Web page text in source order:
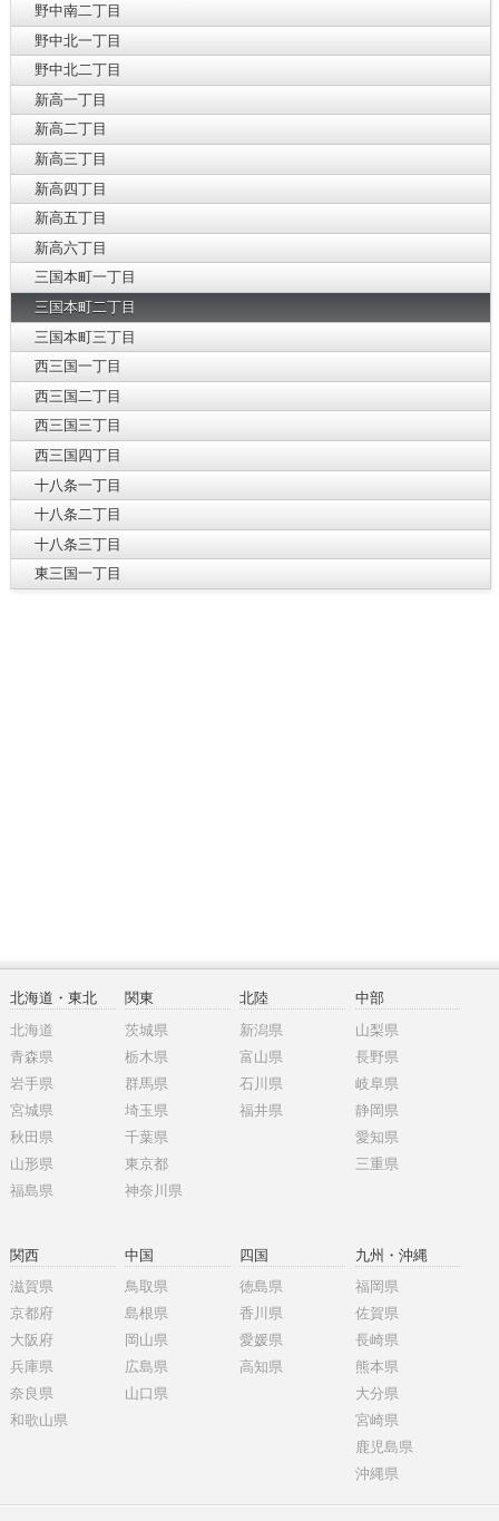
野中南二丁目
野中北一丁目
野中北二丁目
新高一丁目
新高二丁目
新高三丁目
新高四丁目
新高五丁目
新高六丁目
三国本町一丁目
三国本町二丁目
三国本町三丁目
西三国一丁目
西三国二丁目
西三国三丁目
西三国四丁目
十八条一丁目
十八条二丁目
十八条三丁目
東三国一丁目
北海道・東北
北海道
青森県
岩手県
宮城県
秋田県
山形県
福島県
関東
茨城県
栃木県
群馬県
埼玉県
千葉県
東京都
神奈川県
北陸
新潟県
富山県
石川県
福井県
中部
山梨県
長野県
岐阜県
静岡県
愛知県
三重県
関西
滋賀県
京都府
大阪府
兵庫県
奈良県
和歌山県
中国
鳥取県
島根県
岡山県
広島県
山口県
四国
徳島県
香川県
愛媛県
高知県
九州・沖縄
福岡県
佐賀県
長崎県
熊本県
大分県
宮崎県
鹿児島県
沖縄県